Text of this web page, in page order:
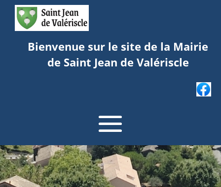
Bienvenue sur le site de la Mairie
de Saint Jean de Valériscle